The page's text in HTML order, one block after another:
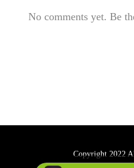
No comments yet. Be
Copyright 2022